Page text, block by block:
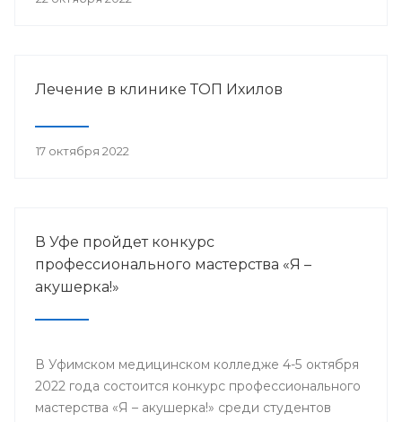
Лечение в клинике ТОП Ихилов
17 октября 2022
В Уфе пройдет конкурс
профессионального мастерства «Я –
акушерка!»
В Уфимском медицинском колледже 4-5 октября
2022 года состоится конкурс профессионального
мастерства «Я – акушерка!» среди студентов